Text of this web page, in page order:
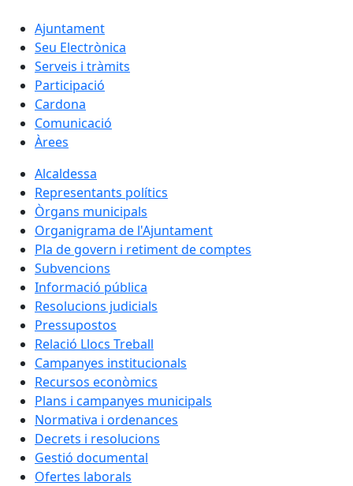
Ajuntament
Seu Electrònica
Serveis i tràmits
Participació
Cardona
Comunicació
Àrees
Alcaldessa
Representants polítics
Òrgans municipals
Organigrama de l'Ajuntament
Pla de govern i retiment de comptes
Subvencions
Informació pública
Resolucions judicials
Pressupostos
Relació Llocs Treball
Campanyes institucionals
Recursos econòmics
Plans i campanyes municipals
Normativa i ordenances
Decrets i resolucions
Gestió documental
Ofertes laborals